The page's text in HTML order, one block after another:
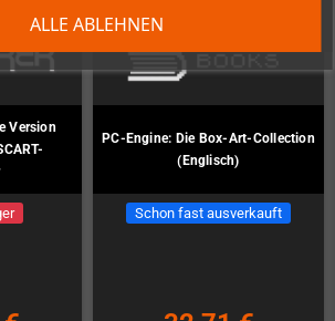
ALLE ABLEHNEN
Version
PC-Engine: Die Box-Art-Collection
(Englisch)
Schon fast ausverkauft